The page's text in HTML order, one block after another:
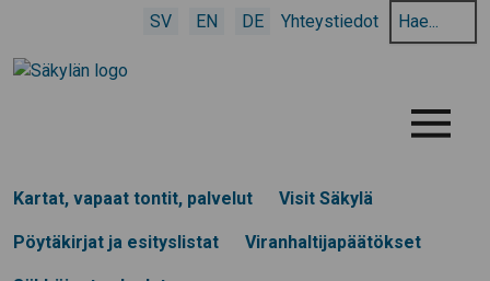
SV EN DE Yhteystiedot
Hae
hakusanalla:
Menu
Kartat, vapaat tontit, palvelut Visit Säkylä
Pöytäkirjat ja esityslistat Viranhaltijapäätökset